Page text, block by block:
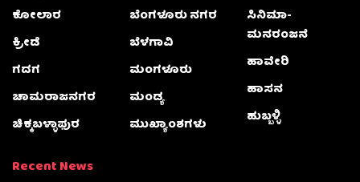
ಕೋಲಾರ
ಕ್ರೀಡೆ
ಗದಗ
ಚಾಮರಾಜನಗರ
ಚಿಕ್ಕಬಳ್ಳಾಫುರ
ಬೆಂಗಳೂರು ನಗರ
ಬೆಳಗಾವಿ
ಮಂಗಳೂರು
ಮಂಡ್ಯ
ಮುಖ್ಯಾಂಶಗಳು
ಸಿನಿಮಾ-
ಮನರಂಜನೆ
ಹಾವೇರಿ
ಹಾಸನ
ಹುಬ್ಬಳ್ಳಿ
Recent News